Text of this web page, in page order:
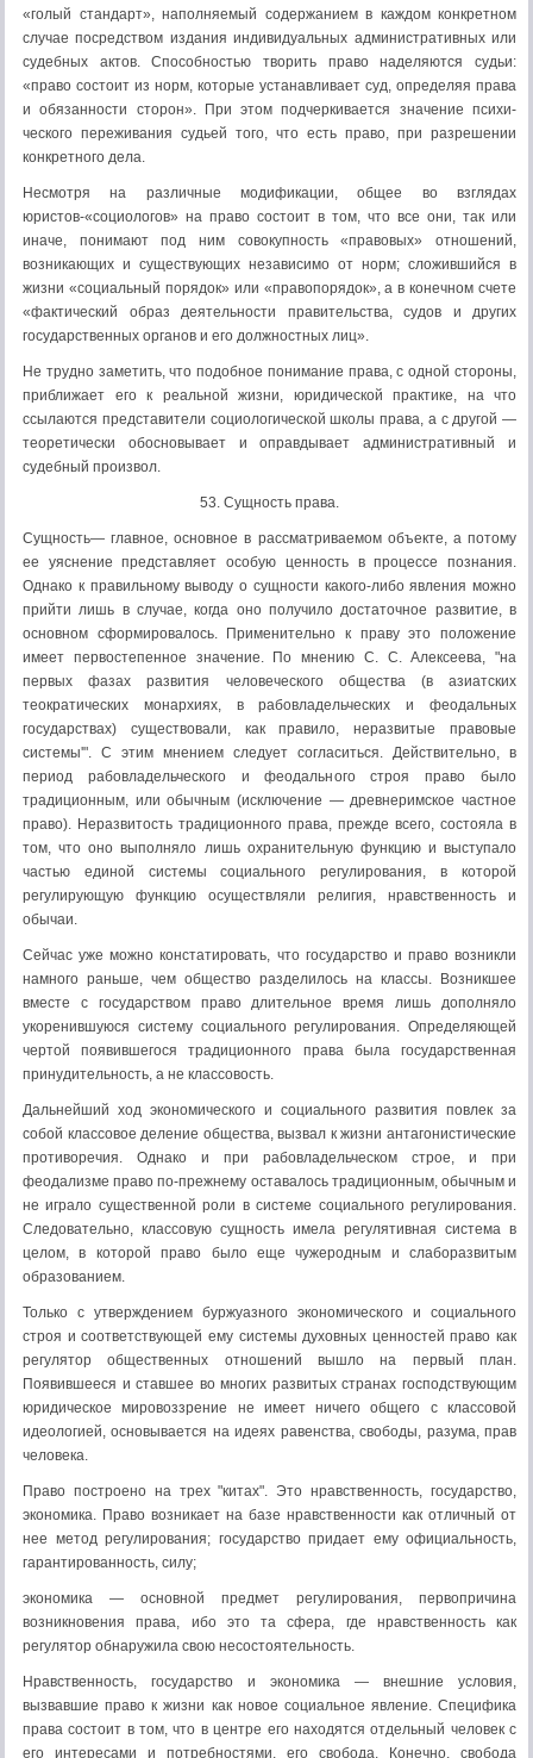
«голый стандарт», напол­няемый содержанием в каждом конкретном
случае посредством издания индивидуальных административных или
судебных актов. Способностью творить право наделяются судьи:
«право состоит из норм, которые устанавливает суд, определяя права
и обязанности сторон». При этом подчеркивается значение психи­
ческого переживания судьей того, что есть право, при разреше­нии
конкретного дела.
Несмотря на различные модификации, общее во взглядах
юристов-«социологов» на право состоит в том, что все они, так или
иначе, понимают под ним совокупность «правовых» отноше­ний,
возникающих и существующих независимо от норм; сло­жившийся в
жизни «социальный порядок» или «правопорядок», а в конечном счете
«фактический образ деятельности правитель­ства, судов и других
государственных органов и его должностных лиц».
Не трудно заметить, что подобное понимание права, с одной стороны,
приближает его к реальной жизни, юридической прак­тике, на что
ссылаются представители социологической школы права, а с другой —
теоретически обосновывает и оправдывает административный и
судебный произвол.
53. Сущность права.
Сущность— главное, основное в рассматриваемом объек­те, а потому
ее уяснение представляет особую ценность в процессе познания.
Однако к правильному выводу о сущно­сти какого-либо явления можно
прийти лишь в случае, ког­да оно получило достаточное развитие, в
основном сфор­мировалось. Применительно к праву это положение
имеет первостепенное значение. По мнению С. С. Алексеева, "на
первых фазах развития человеческого общества (в азиат­ских
теократических монархиях, в рабовладельческих и феодальных
государствах) существовали, как правило, не­развитые правовые
системы'". С этим мнением следует со­гласиться. Действительно, в
период рабовладельческого и феодального строя право было
традиционным, или обыч­ным (исключение — древнеримское частное
право). Нераз­витость традиционного права, прежде всего, состояла в
том, что оно выполняло лишь охранительную функцию и высту­пало
частью единой системы социального регулирования, в которой
регулирующую функцию осуществляли религия, нравственность и
обычаи.
Сейчас уже можно констатировать, что государство и право возникли
намного раньше, чем общество раздели­лось на классы. Возникшее
вместе с государством право длительное время лишь дополняло
укоренившуюся систему социального регулирования. Определяющей
чертой появив­шегося традиционного права была государственная
прину­дительность, а не классовость.
Дальнейший ход экономического и социального разви­тия повлек за
собой классовое деление общества, вызвал к жизни антагонистические
противоречия. Однако и при ра­бовладельческом строе, и при
феодализме право по-преж­нему оставалось традиционным, обычным и
не играло существенной роли в системе социального регулирования.
Следовательно, классовую сущность имела регулятивная си­стема в
целом, в которой право было еще чужеродным и слаборазвитым
образованием.
Только с утверждением буржуазного экономического и социального
строя и соответствующей ему системы духов­ных ценностей право как
регулятор общественных отноше­ний вышло на первый план.
Появившееся и ставшее во мно­гих развитых странах господствующим
юридическое миро­воззрение не имеет ничего общего с классовой
идеологией, основывается на идеях равенства, свободы, разума, прав
человека.
Право построено на трех "китах". Это нравственность, государство,
экономика. Право возникает на базе нравствен­ности как отличный от
нее метод регулирования; государ­ство придает ему официальность,
гарантированность, силу;
экономика — основной предмет регулирования, первопри­чина
возникновения права, ибо это та сфера, где нравствен­ность как
регулятор обнаружила свою несостоятельность.
Нравственность, государство и экономика — внешние условия,
вызвавшие право к жизни как новое социальное явление. Специфика
права состоит в том, что в центре его находятся отдельный человек с
его интересами и потребно­стями, его свобода. Конечно, свобода